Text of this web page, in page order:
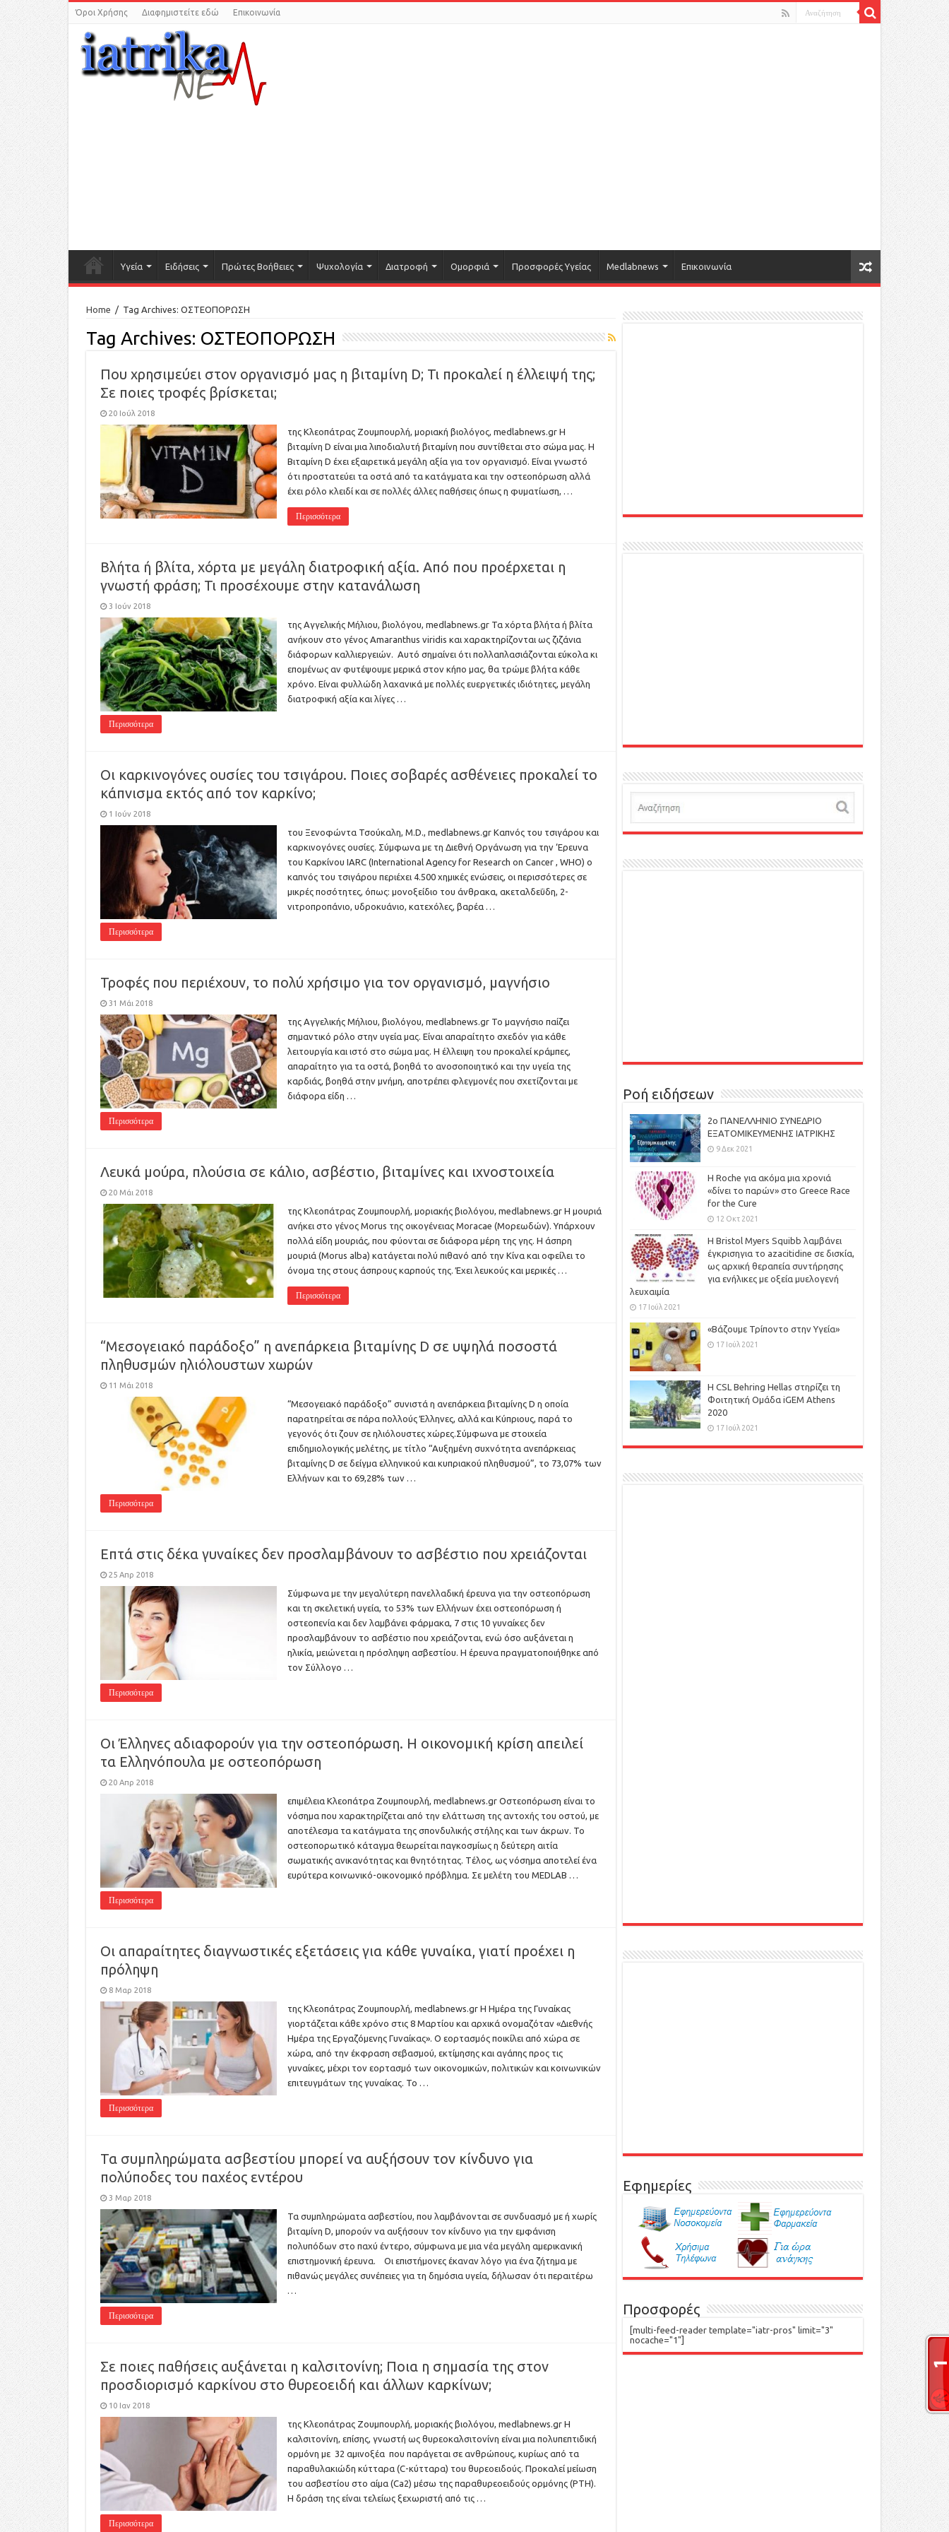
Όροι Χρήσης Διαφημιστείτε εδώ Επικοινωνία
Υγεία Ειδήσεις Πρώτες Βοήθειες Ψυχολογία Διατροφή Ομορφιά Προσφορές Υγείας Medlabnews Επικοινωνία
Home / Tag Archives: ΟΣΤΕΟΠΟΡΩΣΗ
Tag Archives: ΟΣΤΕΟΠΟΡΩΣΗ
Που χρησιμεύει στον οργανισμό μας η βιταμίνη D; Τι προκαλεί η έλλειψή της;
Σε ποιες τροφές βρίσκεται;
20 Ιούλ 2018
της Κλεοπάτρας Ζουμπουρλή, μοριακή βιολόγος, medlabnews.gr Η
βιταμίνη D είναι μια λιποδιαλυτή βιταμίνη που συντίθεται στο σώμα μας. Η
Βιταμίνη D έχει εξαιρετικά μεγάλη αξία για τον οργανισμό. Είναι γνωστό
ότι προστατεύει τα οστά από τα κατάγματα και την οστεοπόρωση αλλά
έχει ρόλο κλειδί και σε πολλές άλλες παθήσεις όπως η φυματίωση, …
Περισσότερα
Βλήτα ή βλίτα, χόρτα με μεγάλη διατροφική αξία. Από που προέρχεται η
γνωστή φράση; Τι προσέχουμε στην κατανάλωση
3 Ιούν 2018
της Αγγελικής Μήλιου, βιολόγου, medlabnews.gr Τα χόρτα βλήτα ή βλίτα
ανήκουν στο γένος Amaranthus viridis και χαρακτηρίζονται ως ζιζάνια
διάφορων καλλιεργειών. Αυτό σημαίνει ότι πολλαπλασιάζονται εύκολα κι
επομένως αν φυτέψουμε μερικά στον κήπο μας, θα τρώμε βλήτα κάθε
χρόνο. Είναι φυλλώδη λαχανικά με πολλές ευεργετικές ιδιότητες, μεγάλη
διατροφική αξία και λίγες …
Περισσότερα
Οι καρκινογόνες ουσίες του τσιγάρου. Ποιες σοβαρές ασθένειες προκαλεί το
κάπνισμα εκτός από τον καρκίνο;
1 Ιούν 2018
του Ξενοφώντα Τσούκαλη, M.D., medlabnews.gr Καπνός του τσιγάρου και
καρκινογόνες ουσίες. Σύμφωνα με τη Διεθνή Οργάνωση για την ‘Ερευνα
του Καρκίνου IARC (International Agency for Research on Cancer , WHO) ο
καπνός του τσιγάρου περιέχει 4.500 χημικές ενώσεις, οι περισσότερες σε
μικρές ποσότητες, όπως: μονοξείδιο του άνθρακα, ακεταλδεΰδη, 2-
νιτροπροπάνιο, υδροκυάνιο, κατεχόλες, βαρέα …
Περισσότερα
Τροφές που περιέχουν, το πολύ χρήσιμο για τον οργανισμό, μαγνήσιο
31 Μάι 2018
της Αγγελικής Μήλιου, βιολόγου, medlabnews.gr Το μαγνήσιο παίζει
σημαντικό ρόλο στην υγεία μας. Είναι απαραίτητο σχεδόν για κάθε
λειτουργία και ιστό στο σώμα μας. Η έλλειψη του προκαλεί κράμπες,
απαραίτητο για τα οστά, βοηθά το ανοσοποιητικό και την υγεία της
καρδιάς, βοηθά στην μνήμη, αποτρέπει φλεγμονές που σχετίζονται με
διάφορα είδη …
Περισσότερα
Λευκά μούρα, πλούσια σε κάλιο, ασβέστιο, βιταμίνες και ιχνοστοιχεία
20 Μάι 2018
της Κλεοπάτρας Ζουμπουρλή, μοριακής βιολόγου, medlabnews.gr Η μουριά
ανήκει στο γένος Morus της οικογένειας Moracae (Μορεωδών). Υπάρχουν
πολλά είδη μουριάς, που φύονται σε διάφορα μέρη της γης. Η άσπρη
μουριά (Morus alba) κατάγεται πολύ πιθανό από την Κίνα και οφείλει το
όνομα της στους άσπρους καρπούς της. Έχει λευκούς και μερικές …
Περισσότερα
“Μεσογειακό παράδοξο” η ανεπάρκεια βιταμίνης D σε υψηλά ποσοστά
πληθυσμών ηλιόλουστων χωρών
11 Μάι 2018
“Μεσογειακό παράδοξο” συνιστά η ανεπάρκεια βιταμίνης D η οποία
παρατηρείται σε πάρα πολλούς Έλληνες, αλλά και Κύπριους, παρά το
γεγονός ότι ζουν σε ηλιόλουστες χώρες.Σύμφωνα με στοιχεία
επιδημιολογικής μελέτης, με τίτλο “Αυξημένη συχνότητα ανεπάρκειας
βιταμίνης D σε δείγμα ελληνικού και κυπριακού πληθυσμού”, το 73,07% των
Ελλήνων και το 69,28% των …
Περισσότερα
Επτά στις δέκα γυναίκες δεν προσλαμβάνουν το ασβέστιο που χρειάζονται
25 Απρ 2018
Σύμφωνα με την μεγαλύτερη πανελλαδική έρευνα για την οστεοπόρωση
και τη σκελετική υγεία, το 53% των Ελλήνων έχει οστεοπόρωση ή
οστεοπενία και δεν λαμβάνει φάρμακα, 7 στις 10 γυναίκες δεν
προσλαμβάνουν το ασβέστιο που χρειάζονται, ενώ όσο αυξάνεται η
ηλικία, μειώνεται η πρόσληψη ασβεστίου. Η έρευνα πραγματοποιήθηκε από
τον Σύλλογο …
Περισσότερα
Οι Έλληνες αδιαφορούν για την οστεοπόρωση. Η οικονομική κρίση απειλεί
τα Ελληνόπουλα με οστεοπόρωση
20 Απρ 2018
επιμέλεια Κλεοπάτρα Ζουμπουρλή, medlabnews.gr Οστεοπόρωση είναι το
νόσημα που χαρακτηρίζεται από την ελάττωση της αντοχής του οστού, με
αποτέλεσμα τα κατάγματα της σπονδυλικής στήλης και των άκρων. Το
οστεοπορωτικό κάταγμα θεωρείται παγκοσμίως η δεύτερη αιτία
σωματικής ανικανότητας και θνητότητας. Tέλος, ως νόσημα αποτελεί ένα
ευρύτερα κοινωνικό-οικονομικό πρόβλημα. Σε μελέτη του MEDLAB …
Περισσότερα
Οι απαραίτητες διαγνωστικές εξετάσεις για κάθε γυναίκα, γιατί προέχει η
πρόληψη
8 Μαρ 2018
της Κλεοπάτρας Ζουμπουρλή, medlabnews.gr Η Ημέρα της Γυναίκας
γιορτάζεται κάθε χρόνο στις 8 Μαρτίου και αρχικά ονομαζόταν «Διεθνής
Ημέρα της Εργαζόμενης Γυναίκας». Ο εορτασμός ποικίλει από χώρα σε
χώρα, από την έκφραση σεβασμού, εκτίμησης και αγάπης προς τις
γυναίκες, μέχρι τον εορτασμό των οικονομικών, πολιτικών και κοινωνικών
επιτευγμάτων της γυναίκας. Το …
Περισσότερα
Τα συμπληρώματα ασβεστίου μπορεί να αυξήσουν τον κίνδυνο για
πολύποδες του παχέος εντέρου
3 Μαρ 2018
Τα συμπληρώματα ασβεστίου, που λαμβάνονται σε συνδυασμό με ή χωρίς
βιταμίνη D, μπορούν να αυξήσουν τον κίνδυνο για την εμφάνιση
πολυπόδων στο παχύ έντερο, σύμφωνα με μια νέα μεγάλη αμερικανική
επιστημονική έρευνα. Οι επιστήμονες έκαναν λόγο για ένα ζήτημα με
πιθανώς μεγάλες συνέπειες για τη δημόσια υγεία, δήλωσαν ότι περαιτέρω
…
Περισσότερα
Σε ποιες παθήσεις αυξάνεται η καλσιτονίνη; Ποια η σημασία της στον
προσδιορισμό καρκίνου στο θυρεοειδή και άλλων καρκίνων;
10 Ιαν 2018
της Κλεοπάτρας Ζουμπουρλή, μοριακής βιολόγου, medlabnews.gr Η
καλσιτονίνη, επίσης, γνωστή ως θυρεοκαλσιτονίνη είναι μια πολυπεπτιδική
ορμόνη με 32 αμινοξέα που παράγεται σε ανθρώπους, κυρίως από τα
παραθυλακιώδη κύτταρα (C-κύτταρα) του θυρεοειδούς. Προκαλεί μείωση
του ασβεστίου στο αίμα (Ca2) μέσω της παραθυρεοειδούς ορμόνης (ΡΤΗ).
Η δράση της είναι τελείως ξεχωριστή από τις …
Περισσότερα
Ροή ειδήσεων
2ο ΠΑΝΕΛΛΗΝΙΟ ΣΥΝΕΔΡΙΟ
ΕΞΑΤΟΜΙΚΕΥΜΕΝΗΣ ΙΑΤΡΙΚΗΣ
9 Δεκ 2021
H Roche για ακόμα μια χρονιά
«δίνει το παρών» στο Greece Race
for the Cure
12 Οκτ 2021
Η Bristol Myers Squibb λαμβάνει
έγκρισηγια το azacitidine σε δισκία,
ως αρχική θεραπεία συντήρησης
για ενήλικες με οξεία μυελογενή
λευχαιμία
17 Ιούλ 2021
«Βάζουμε Τρίποντο στην Υγεία»
17 Ιούλ 2021
H CSL Behring Hellas στηρίζει τη
Φοιτητική Ομάδα iGEM Athens
2020
17 Ιούλ 2021
Εφημερίες
Προσφορές
[multi-feed-reader template="iatr-pros" limit="3"
nocache="1"]